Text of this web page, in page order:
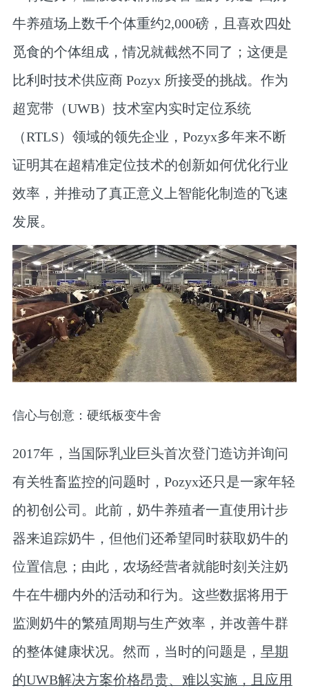
牛养殖场上数千个体重约2,000磅，且喜欢四处
觅食的个体组成，情况就截然不同了；这便是
比利时技术供应商 Pozyx 所接受的挑战。作为
超宽带（UWB）技术室内实时定位系统
（RTLS） 领域的领先企业，Pozyx多年来不断
证明其在超精准定位技术的创新如何优化行业
效率，并推动了真正意义上智能化制造的飞速
发展。
信心与创意：硬纸板变牛舍
2017年，当国际乳业巨头首次登门造访并询问
有关牲畜监控的问题时，Pozyx还只是一家年轻
的初创公司。此前，奶牛养殖者一直使用计步
器来追踪奶牛，但他们还希望同时获取奶牛的
位置信息；由此，农场经营者就能时刻关注奶
牛在牛棚内外的活动和行为。这些数据将用于
监测奶牛的繁殖周期与生产效率，并改善牛群
的整体健康状况。然而，当时的问题是， 早期
的UWB解决方案价格昂贵、难以实施，且应用